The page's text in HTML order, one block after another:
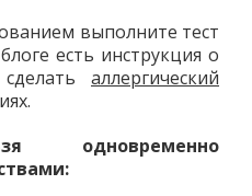
выполните тест
есть инструкция о
аллергический
одновременно